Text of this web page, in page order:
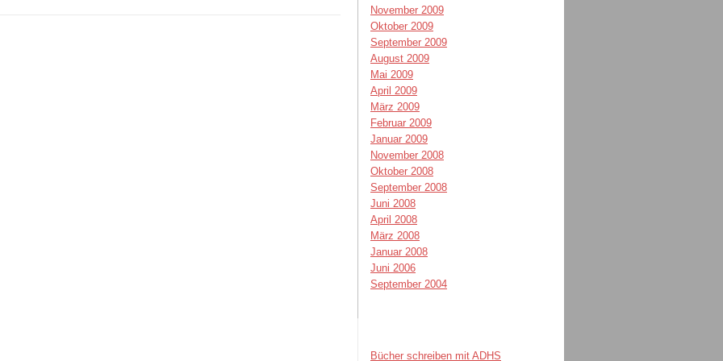
November 2009
Oktober 2009
September 2009
August 2009
Mai 2009
April 2009
März 2009
Februar 2009
Januar 2009
November 2008
Oktober 2008
September 2008
Juni 2008
April 2008
März 2008
Januar 2008
Juni 2006
September 2004
Bücher schreiben mit ADHS